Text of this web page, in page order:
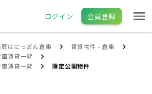
ログイン 会員登録
はにっぽん倉庫
賃貸物件 - 倉庫
賃貸一覧
賃貸一覧
限定公開物件